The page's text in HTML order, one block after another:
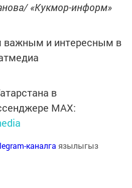
«Кукмор-информ»
важным и интересным в
в
MАХ:
каналга язылыгыз